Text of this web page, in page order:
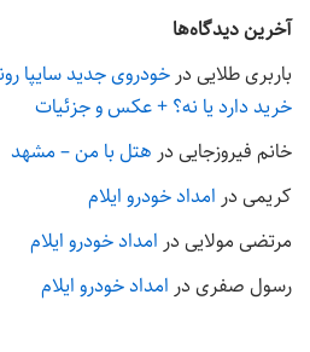
آخرین دیدگاه‌ها
باربری طلایی در خودروی جدید سایپا
خرید دارد یا نه؟ + عکس و جزئیات
خانم فیروزجایی در هتل با من – مشهد
کریمی در امداد خودرو ایلام
مرتضی مولایی در امداد خودرو ایلام
رسول صفری در امداد خودرو ایلام